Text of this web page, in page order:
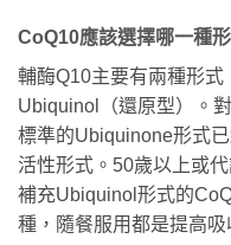
CoQ10應該選擇哪一種
輔酶Q10主要有兩種形
Ubiquinol（還原型）。
標準的Ubiquinone形式
活性形式。50歲以上或
補充Ubiquinol形式的
種，隨餐服用都是提高吸